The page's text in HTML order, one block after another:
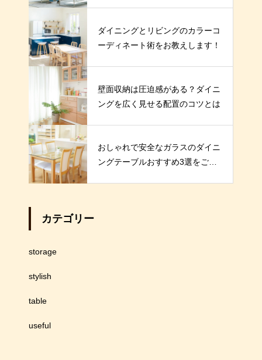
ダイニングとリビングのカラーコ
ーディネート術をお教えします！
壁面収納は圧迫感がある？ダイニ
ングを広く見せる配置のコツとは
おしゃれで安全なガラスのダイニ
ングテーブルおすすめ3選をご紹
カテゴリー
storage
stylish
table
useful